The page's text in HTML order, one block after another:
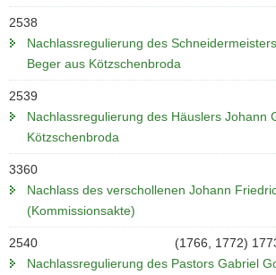
2538
Nachlassregulierung des
Beger aus Kötzschenbroda
2539
Nachlassregulierung des Häuslers Johann
Kötzschenbroda
3360
Nachlass des verschollenen Johann
(Kommissionsakte)
2540
(1766, 1772)
Nachlassregulierung des Pastors Gabriel